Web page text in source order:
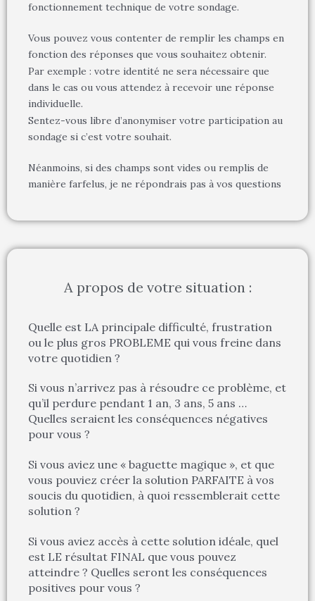
fonctionnement technique de votre sondage.
Vous pouvez vous contenter de remplir les champs en
fonction des réponses que vous souhaitez obtenir.
Par exemple : votre identité ne sera nécessaire que
dans le cas ou vous attendez à recevoir une réponse
individuelle.
Sentez-vous libre d’anonymiser votre participation au
sondage si c’est votre souhait.
Néanmoins, si des champs sont vides ou remplis de
manière farfelus, je ne répondrais pas à vos questions
A propos de votre situation :
Quelle est LA principale difficulté, frustration
ou le plus gros PROBLEME qui vous freine dans
votre quotidien ?
Si vous n’arrivez pas à résoudre ce problème, et
qu’il perdure pendant 1 an, 3 ans, 5 ans …
Quelles seraient les conséquences négatives
pour vous ?
Si vous aviez une « baguette magique », et que
vous pouviez créer la solution PARFAITE à vos
soucis du quotidien, à quoi ressemblerait cette
solution ?
Si vous aviez accès à cette solution idéale, quel
est LE résultat FINAL que vous pouvez
atteindre ? Quelles seront les conséquences
positives pour vous ?